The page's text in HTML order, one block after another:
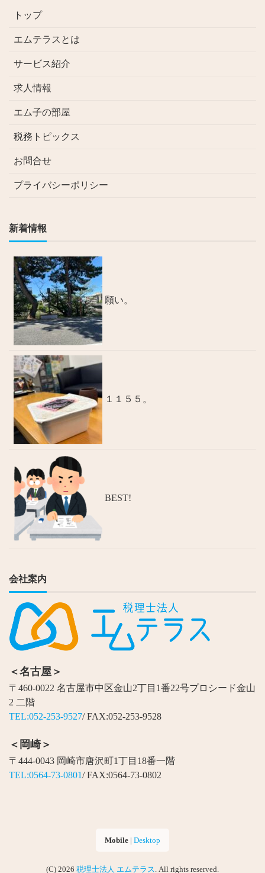
トップ
エムテラスとは
サービス紹介
求人情報
エム子の部屋
税務トピックス
お問合せ
プライバシーポリシー
新着情報
願い。
１１５５。
BEST!
会社案内
＜名古屋＞
〒460-0022 名古屋市中区金山2丁目1番22号プロシード金山
2 二階
TEL:052-253-9527/ FAX:052-253-9528
＜岡崎＞
〒444-0043 岡崎市唐沢町1丁目18番一階
TEL:0564-73-0801/ FAX:0564-73-0802
Mobile | Desktop
(C) 2026 税理士法人 エムテラス . All rights reserved.